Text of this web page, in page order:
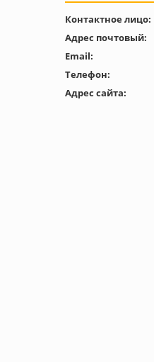
Контактное лицо:
Адрес почтовый:
Email:
Телефон:
Адрес сайта: